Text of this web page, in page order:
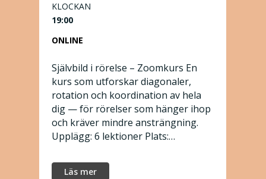
KLOCKAN
19:00
ONLINE
Självbild i rörelse – Zoomkurs En
kurs som utforskar diagonaler,
rotation och koordination av hela
dig — för rörelser som hänger ihop
och kräver mindre ansträngning.
Upplägg: 6 lektioner Plats:…
Läs mer